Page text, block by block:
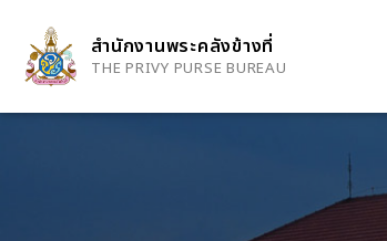
main
content
สำนักงานพระคลังข้างที่
THE PRIVY PURSE BUREAU